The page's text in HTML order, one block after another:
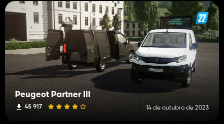
Peugeot Partner III
45 917 14 de outubro de 2023